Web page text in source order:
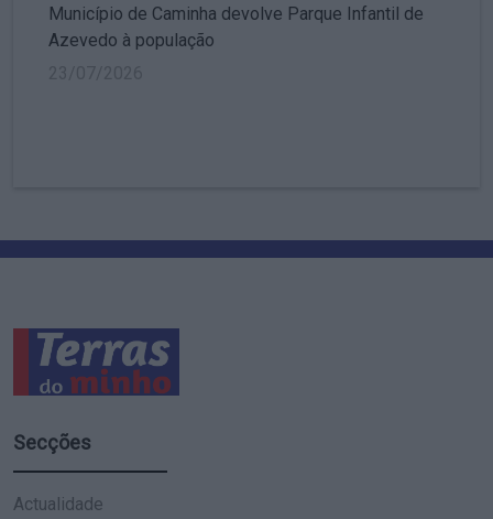
Município de Caminha devolve Parque Infantil de
Azevedo à população
Secções
Actualidade